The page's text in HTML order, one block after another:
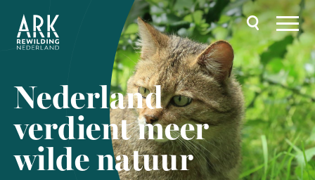
naar
Hoofdnavigatie
Nederland
verdient meer
wilde natuur